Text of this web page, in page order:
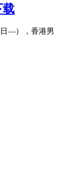
载
日—），香港男